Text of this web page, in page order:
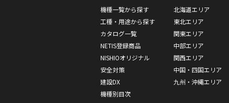
機種一覧から探す
工種・用途から探す
カタログ一覧
NETIS登録商品
NISHIOオリジナル
安全対策
建設DX
機種別目次
北海道エリア
東北エリア
関東エリア
中部エリア
関西エリア
中国・四国エリア
九州・沖縄エリア